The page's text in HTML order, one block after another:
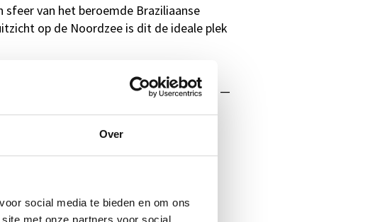
Over
social media te bieden en om ons
met onze partners voor social
sfeer van het beroemde Braziliaanse
op de Noordzee is dit de ideale plek
direct het ultieme vakantiegevoel
of danst op blote voeten in het zand —
bijeenkomsten. Of het nu gaat om
diner: bij Beachclub Copacabana